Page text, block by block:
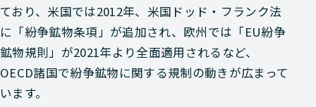
ており、米国では2012年、⽶国ドッド・フランク法
に「紛争鉱物条項」が追加され、欧州では「EU紛争
鉱物規則」が2021年より全面適用されるなど、
OECD諸国で紛争鉱物に関する規制の動きが広まって
います。